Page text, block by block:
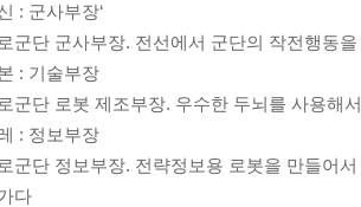
: 군사부장‘
군단 군사부장. 전선에서 군단의 작전행동
: 기술부장
군단 로봇 제조부장. 우수한 두뇌를 사용해
: 정보부장
군단 정보부장. 전략정보용 로봇을 만들어
다